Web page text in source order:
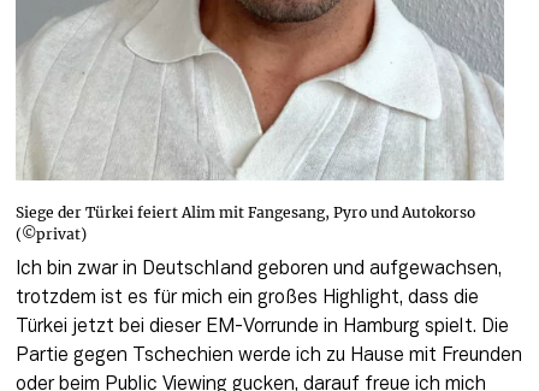
Siege der Türkei feiert Alim mit Fangesang, Pyro und Autokorso
(©privat)
Ich bin zwar in Deutschland geboren und aufgewachsen,
trotzdem ist es für mich ein großes Highlight, dass die
Türkei jetzt bei dieser EM-Vorrunde in Hamburg spielt. Die
Partie gegen Tschechien werde ich zu Hause mit Freunden
oder beim Public Viewing gucken, darauf freue ich mich